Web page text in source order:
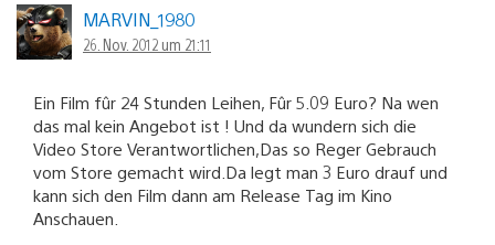
MARVIN_1980
26. Nov. 2012 um 21:11
Ein Film fûr 24 Stunden Leihen, Fûr 5.09 Euro? Na wen
das mal kein Angebot ist ! Und da wundern sich die
Video Store Verantwortlichen,Das so Reger Gebrauch
vom Store gemacht wird.Da legt man 3 Euro drauf und
kann sich den Film dann am Release Tag im Kino
Anschauen.